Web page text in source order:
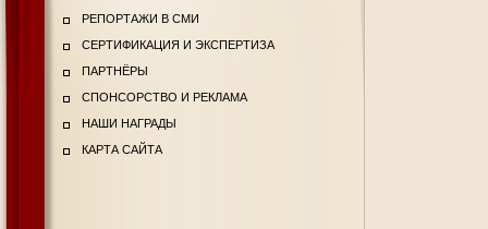
РЕПОРТАЖИ В СМИ
СЕРТИФИКАЦИЯ И ЭКСПЕРТИЗА
ПАРТНЁРЫ
СПОНСОРСТВО И РЕКЛАМА
НАШИ НАГРАДЫ
КАРТА САЙТА